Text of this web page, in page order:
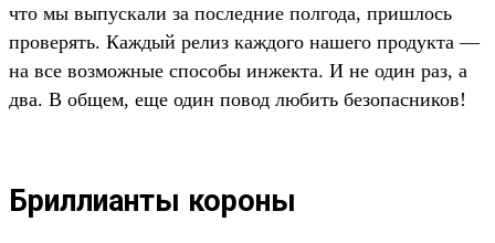
что мы выпускали за последние полгода, пришлось
проверять. Каждый релиз каждого нашего продукта —
на все возможные способы инжекта. И не один раз, а
два. В общем, еще один повод любить безопасников!
Бриллианты короны